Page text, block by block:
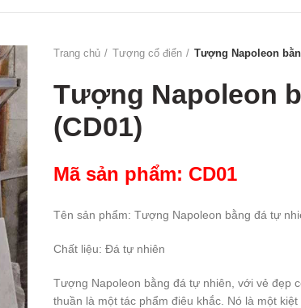
Trang chủ Tượng cổ điển Tượng Napoleon
Tượng Napoleon
(CD01)
Mã sản phẩm: CD01
Tên sản phẩm: Tượng Napoleon bằng đá tự
Chất liệu: Đá tự nhiên
Tượng Napoleon bằng đá tự nhiên, với vẻ đẹp
thuần là một tác phẩm điêu khắc. Nó là một